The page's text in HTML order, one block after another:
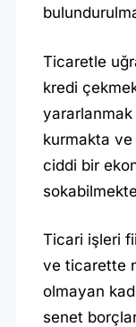
Ticaretle
kredi
yararlanmak
kurmakta ve
ciddi bir
Ticari işleri
ve ticarette
olmayan
senet